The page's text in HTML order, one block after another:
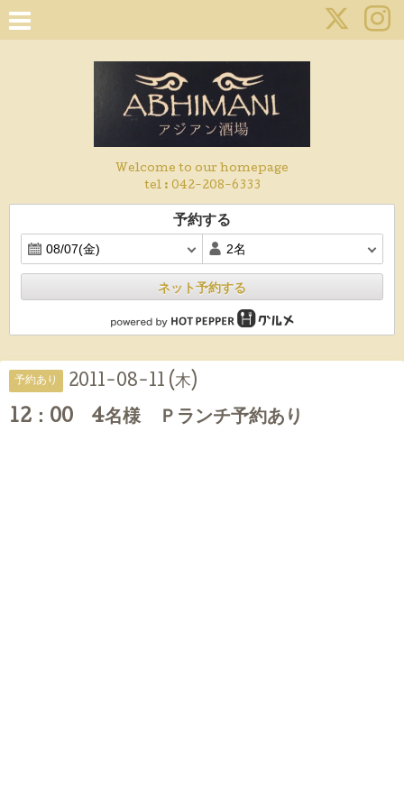
Welcome to our homepage
tel : 042-208-6333
予約する
ネット予約する
予約あり 2011-08-11 (木)
12：00 4名様 Ｐランチ予約あり